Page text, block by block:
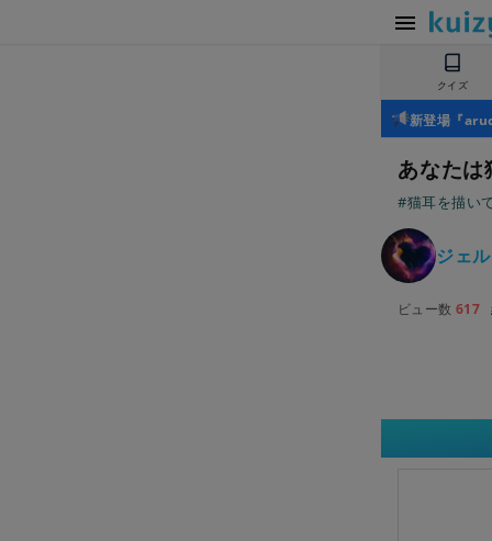
クイズ
新登場『
あなた
#猫耳を描い
ジェ
ビュー数 617